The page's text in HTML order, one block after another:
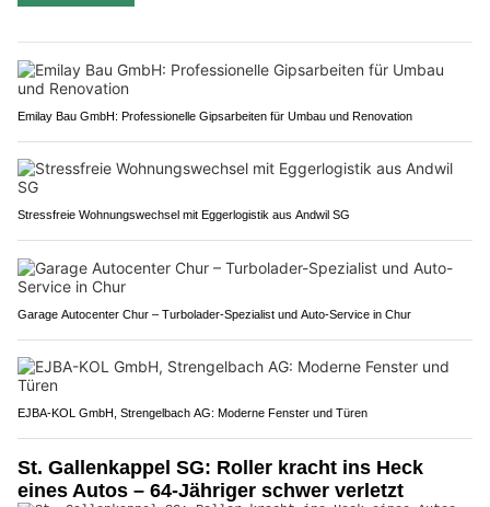
Emilay Bau GmbH: Professionelle Gipsarbeiten für Umbau und Renovation
Stressfreie Wohnungswechsel mit Eggerlogistik aus Andwil SG
Garage Autocenter Chur – Turbolader-Spezialist und Auto-Service in Chur
EJBA-KOL GmbH, Strengelbach AG: Moderne Fenster und Türen
St. Gallenkappel SG: Roller kracht ins Heck
eines Autos – 64-Jähriger schwer verletzt